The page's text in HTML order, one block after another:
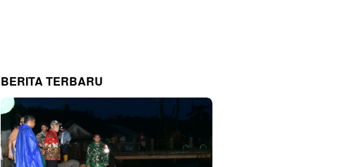
BERITA TERBARU